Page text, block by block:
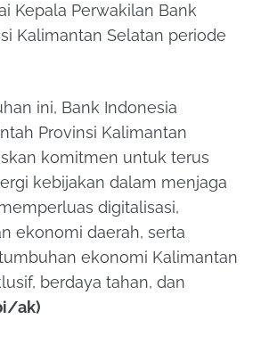
Kepala Perwakilan Bank
Kalimantan Selatan periode
ini, Bank Indonesia
Provinsi Kalimantan
komitmen untuk terus
kebijakan dalam menjaga
digitalisasi,
ekonomi daerah, serta
ekonomi Kalimantan
berdaya tahan, dan
ak)